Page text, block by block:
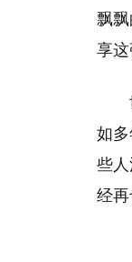
飘
享这
如
些
经再